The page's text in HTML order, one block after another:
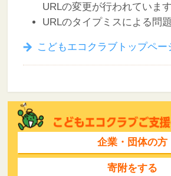
URLの変更が行われています
URLのタイプミスによる問題
こどもエコクラブトップペー
企業・団体の方
寄附をする